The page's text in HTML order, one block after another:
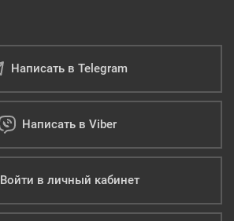
Написать в Telegram
Написать в Viber
Войти в личный кабинет